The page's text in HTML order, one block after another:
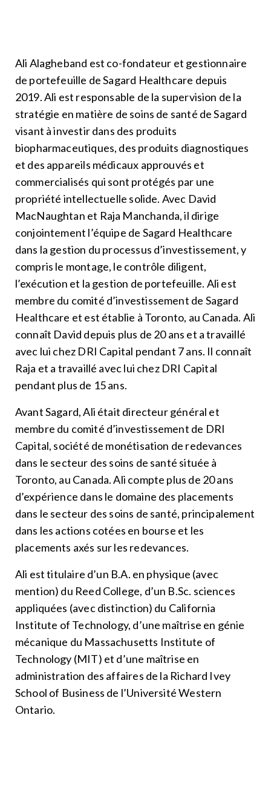
Ali Alagheband est co-fondateur et gestionnaire
de portefeuille de Sagard Healthcare depuis
2019. Ali est responsable de la supervision de la
stratégie en matière de soins de santé de Sagard
visant à investir dans des produits
biopharmaceutiques, des produits diagnostiques
et des appareils médicaux approuvés et
commercialisés qui sont protégés par une
propriété intellectuelle solide. Avec David
MacNaughtan et Raja Manchanda, il dirige
conjointement l’équipe de Sagard Healthcare
dans la gestion du processus d’investissement, y
compris le montage, le contrôle diligent,
l’exécution et la gestion de portefeuille. Ali est
membre du comité d’investissement de Sagard
Healthcare et est établie à Toronto, au Canada. Ali
connaît David depuis plus de 20 ans et a travaillé
avec lui chez DRI Capital pendant 7 ans. Il connaît
Raja et a travaillé avec lui chez DRI Capital
pendant plus de 15 ans.
Avant Sagard, Ali était directeur général et
membre du comité d’investissement de DRI
Capital, société de monétisation de redevances
dans le secteur des soins de santé située à
Toronto, au Canada. Ali compte plus de 20 ans
d’expérience dans le domaine des placements
dans le secteur des soins de santé, principalement
dans les actions cotées en bourse et les
placements axés sur les redevances.
Ali est titulaire d’un B.A. en physique (avec
mention) du Reed College, d’un B.Sc. sciences
appliquées (avec distinction) du California
Institute of Technology, d’une maîtrise en génie
mécanique du Massachusetts Institute of
Technology (MIT) et d’une maîtrise en
administration des affaires de la Richard Ivey
School of Business de l’Université Western
Ontario.